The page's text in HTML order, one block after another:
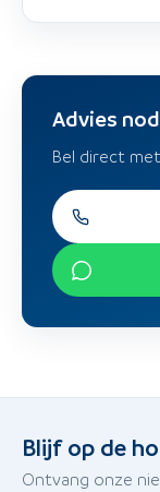
Advies
Bel direct
Blijf op de
Ontvang onze